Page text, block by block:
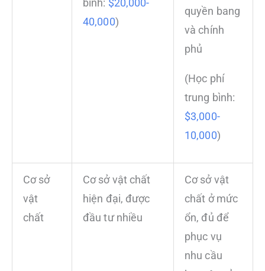
bình: $20,000-
40,000)
quyền bang
và chính
phủ
(Học phí
trung bình:
$3,000-
10,000)
Cơ sở
vật
chất
Cơ sở vật chất
hiện đại, được
đầu tư nhiều
Cơ sở vật
chất ở mức
ổn, đủ để
phục vụ
nhu cầu